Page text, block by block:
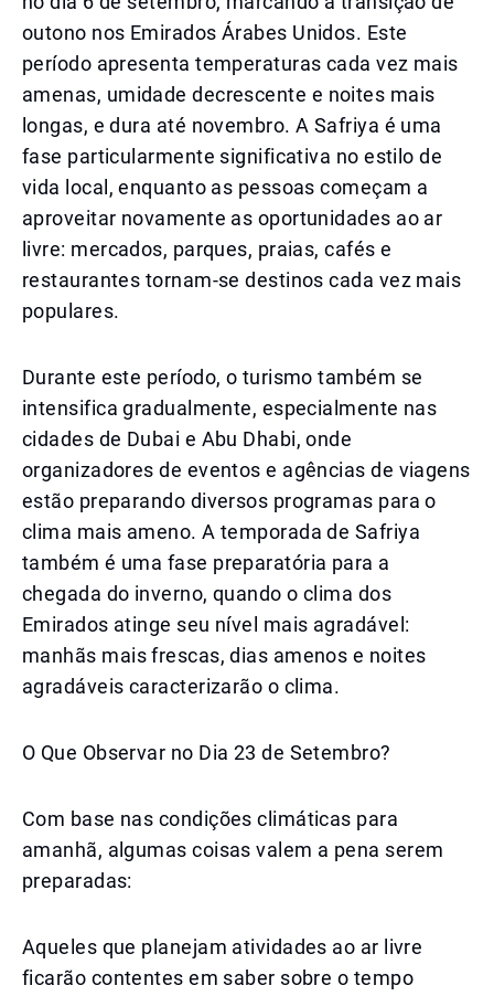
outono nos Emirados Árabes Unidos. Este
período apresenta temperaturas cada vez mais
amenas, umidade decrescente e noites mais
longas, e dura até novembro. A Safriya é uma
fase particularmente significativa no estilo de
vida local, enquanto as pessoas começam a
aproveitar novamente as oportunidades ao ar
livre: mercados, parques, praias, cafés e
restaurantes tornam-se destinos cada vez mais
populares.
Durante este período, o turismo também se
intensifica gradualmente, especialmente nas
cidades de Dubai e Abu Dhabi, onde
organizadores de eventos e agências de viagens
estão preparando diversos programas para o
clima mais ameno. A temporada de Safriya
também é uma fase preparatória para a
chegada do inverno, quando o clima dos
Emirados atinge seu nível mais agradável:
manhãs mais frescas, dias amenos e noites
agradáveis caracterizarão o clima.
O Que Observar no Dia 23 de Setembro?
Com base nas condições climáticas para
amanhã, algumas coisas valem a pena serem
preparadas:
Aqueles que planejam atividades ao ar livre
ficarão contentes em saber sobre o tempo